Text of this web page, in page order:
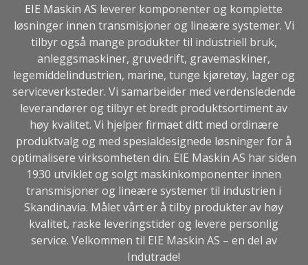
EIE Maskin AS leverer komponenter og komplette
løsninger innen transmisjoner og lineære systemer. Vi
tilbyr også mange produkter til industriell bruk,
anleggsmaskiner, gruvedrift, gravemaskiner,
legemiddelindustrien, marine, tunge kjøretøy, lager og
serviceverksteder. Vi samarbeider med verdensledende
leverandører og tilbyr et bredt produktsortiment av
høy kvalitet. Vi hjelper firmaet ditt med ordinære
produktvalg og med spesialdesignede løsninger for å
optimalisere virksomheten din. EIE Maskin AS har siden
1930 utviklet og solgt maskinkomponenter innen
transmisjoner og lineære systemer til industrien i
Skandinavia. Målet vårt er å tilby produkter av høy
kvalitet, raske leveringstider og levere personlig
service. Velkommen til EIE Maskin AS – en del av
Indutrade!